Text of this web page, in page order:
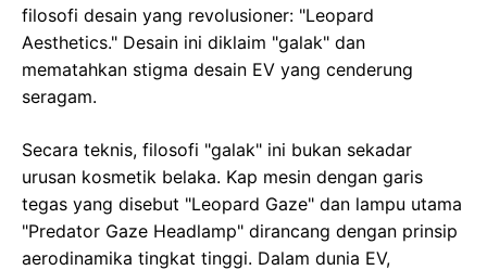
filosofi desain yang revolusioner: "Leopard
Aesthetics." Desain ini diklaim "galak" dan
mematahkan stigma desain EV yang cenderung
seragam.
Secara teknis, filosofi "galak" ini bukan sekadar
urusan kosmetik belaka. Kap mesin dengan garis
tegas yang disebut "Leopard Gaze" dan lampu utama
"Predator Gaze Headlamp" dirancang dengan prinsip
aerodinamika tingkat tinggi. Dalam dunia EV,